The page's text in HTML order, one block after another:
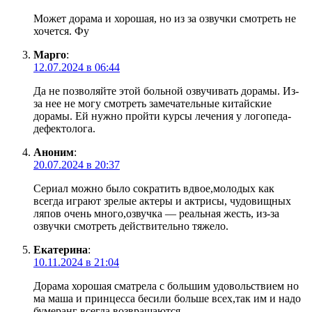
Может дорама и хорошая, но из за озвучки смотреть не
хочется. Фу
Марго:
12.07.2024 в 06:44
Да не позволяйте этой больной озвучивать дорамы. Из-
за нее не могу смотреть замечательные китайские
дорамы. Ей нужно пройти курсы лечения у логопеда-
дефектолога.
Аноним:
20.07.2024 в 20:37
Сериал можно было сократить вдвое,молодых как
всегда играют зрелые актеры и актрисы, чудовищных
ляпов очень много,озвучка — реальная жесть, из-за
озвучки смотреть действительно тяжело.
Екатерина:
10.11.2024 в 21:04
Дорама хорошая сматрела с большим удовольствием но
ма маша и принцесса бесили больше всех,так им и надо